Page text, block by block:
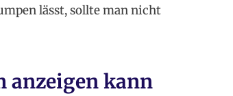
lässt, sollte man nicht
anzeigen kann